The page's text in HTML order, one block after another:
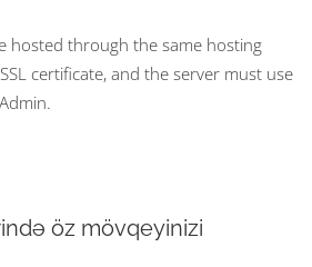
hosted through the same hosting
certificate, and the server must use
öz mövqeyinizi